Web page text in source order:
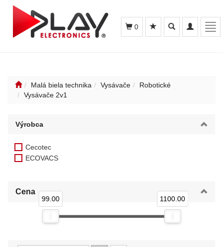
Toggle
navigation
Toggle
search
0
Malá biela technika Vysávače
Robotické
Vysávače 2v1
Výrobca
Cecotec
ECOVACS
Cena
99.00 1100.00